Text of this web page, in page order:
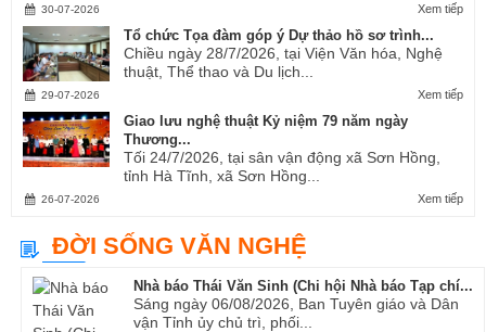
Xem tiếp
30-07-2026
Tổ chức Tọa đàm góp ý Dự thảo hồ sơ trình...
Chiều ngày 28/7/2026, tại Viện Văn hóa, Nghệ
thuật, Thể thao và Du lịch...
Xem tiếp
29-07-2026
Giao lưu nghệ thuật Kỷ niệm 79 năm ngày
Thương...
Tối 24/7/2026, tại sân vận động xã Sơn Hồng,
tỉnh Hà Tĩnh, xã Sơn Hồng...
Xem tiếp
26-07-2026
ĐỜI SỐNG VĂN NGHỆ
Nhà báo Thái Văn Sinh (Chi hội Nhà báo Tạp chí...
Sáng ngày 06/08/2026, Ban Tuyên giáo và Dân
vận Tỉnh ủy chủ trì, phối...